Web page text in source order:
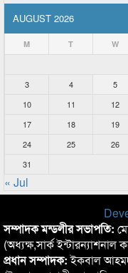
AUGUST 2026
M T W
3
4 5
10
11 12
17
18 19
24
25 26
31
« Jul
সম্পাদক মন্ডলীর সভাপতি:
(অধ্যক্ষ,সার্ক ইন্টারন্যাশনাল
প্রধান সম্পাদক:ইকবাল